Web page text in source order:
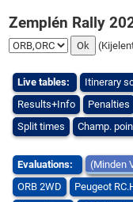
Zemplén Rally
(
Live tables: Itinerary
Results+Info
Penalties
Split times
Champ.
Evaluations: (Minden
ORB 2WD
Peugeot